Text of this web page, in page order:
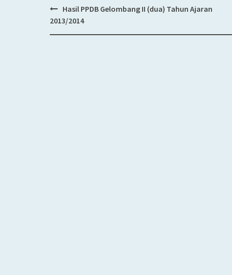
Post
navigation
Hasil PPDB Gelombang II (dua) Tahun Ajaran
2013/2014